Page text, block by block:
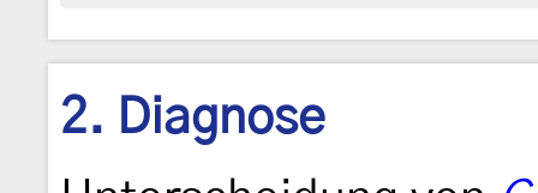
2. Diagnose